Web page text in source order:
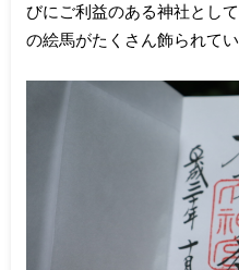
びにご利益のある神社とし
の絵馬がたくさん飾られてい